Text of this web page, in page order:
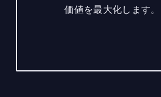
価値を最大化します。